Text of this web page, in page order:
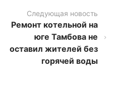
Следующая новость
Ремонт котельной на
юге Тамбова не
оставил жителей без
горячей воды